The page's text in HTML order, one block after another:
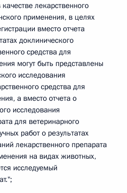
лекарственного
применения, в целях
вместо отчета
доклинического
средства для
могут быть представлены
исследования
средства для
а вместо отчета о
исследования
для ветеринарного
работ о результатах
лекарственного препарата
на видах животных,
исследуемый